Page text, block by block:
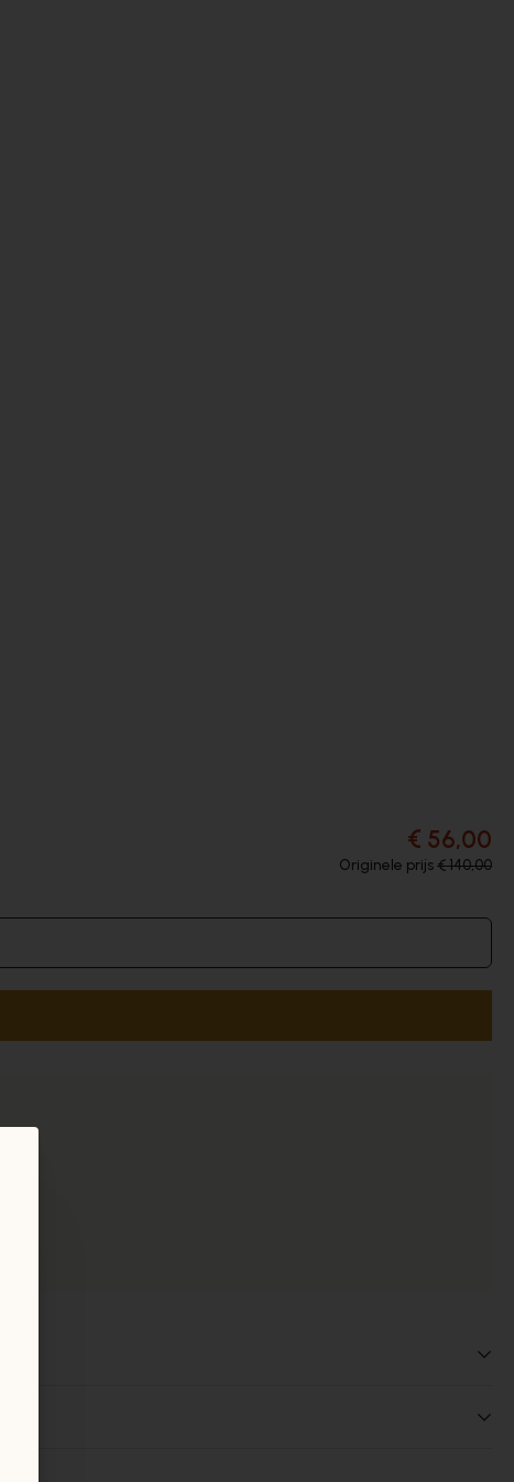
€ 56,00
Originele prijs€ 140,00